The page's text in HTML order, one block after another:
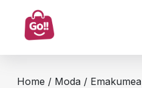
Home / Moda / Emakumea